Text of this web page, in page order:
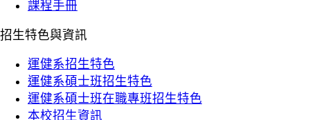
課程手冊
招生特色與資訊
運健系招生特色
運健系碩士班招生特色
運健系碩士班在職專班招生特色
本校招生資訊